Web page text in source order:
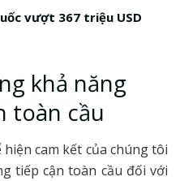
vượt 367 triệu USD
khả năng
toàn cầu
cam kết của chúng tôi
tiếp cận toàn cầu đối với